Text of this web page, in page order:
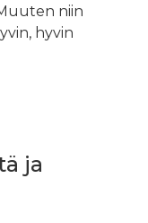
niin
hyvin
ja